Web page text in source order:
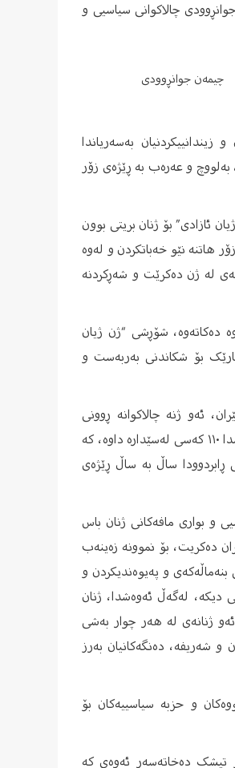
چالاکوانی سیاسیی و
چیمەن جوانڕوودی
بەسەریاندا
بەلووچ و عەرەب بە ڕێژەی زۆر
ئازادی” بۆ ژنان بریتی بوون
هاتنە نێو خەباتکردن و لەوە
لە ژن دەکرێت و شەڕکردنە
دەکاتەوە، شۆڕشی “ژن ژیان
بۆ شکاندنی بەربەست و
ئەو ژنە چالاکوانە ڕوونی
دەکاتەوە، دوای شەڕی ١٢ ڕۆژەی نێوان ئێران و ئیسرائیل، کۆماری ئیسلامی ئێران لە ماوەیەکی کەمدا ١١٠ کەسی لەسێدارە داوە، کە
تا ئێستا ڕێژەی لەسێدارەدان گەیشتووەتە ٨٤١ کەس، لە ماوەی ٤٧ ساڵی ڕابردوودا ساڵ بە ساڵ ڕێژەی
و بواری مافەکانی ژنان باس
دەکریت، بۆ نموونە زەینەب
بنەماڵەکەی و پەیوەندیکردن و
دیکە، لەگەڵ ئەوەشدا، ژنان
ژنانەی لە هەر چوار بەشی
شەریفە، دەنگەکانیان بەرز
و حزبە سیاسییەکان بۆ
تیشک دەخاتەسەر ئەوەی کە